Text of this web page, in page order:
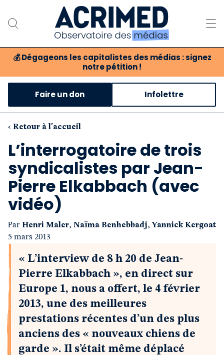
💰 Dégageons les capitalistes des médias : signez
notre pétition !
Notre association
Notre critique des médias
Nos propositions
Notre revue
Boutique
Faire un don Infolettre
‹ Retour à l'accueil
L’interrogatoire de trois
syndicalistes par Jean-
Pierre Elkabbach (avec
vidéo)
Par Henri Maler, Naïma Benhebbadj, Yannick Kergoat
5 mars 2013
« L’interview de 8 h 20 de Jean-
Pierre Elkabbach », en direct sur
Europe 1, nous a offert, le 4 février
2013, une des meilleures
prestations récentes d’un des plus
anciens des « nouveaux chiens de
garde ». Il s’était même déplacé